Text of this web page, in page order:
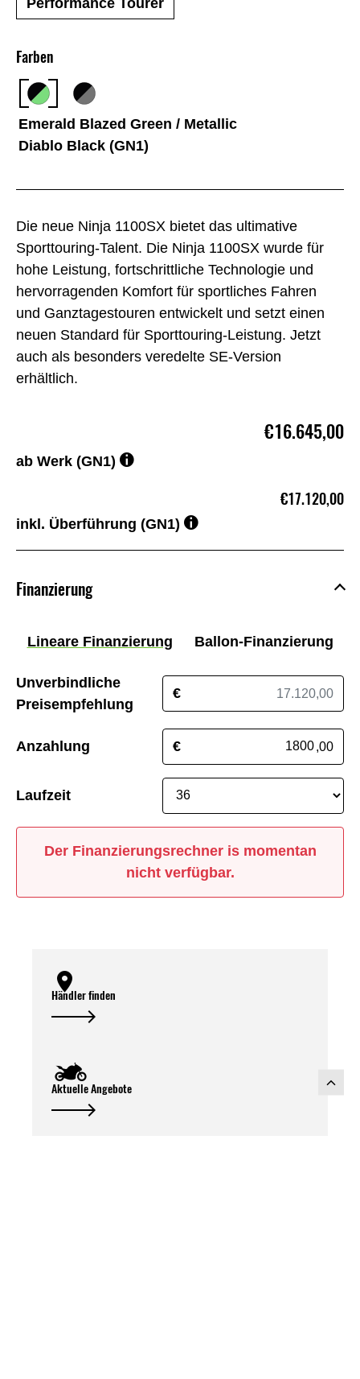
Die neue Ninja 1100SX bietet das ultimative
Sporttouring-Talent. Die Ninja 1100SX wurde für
hohe Leistung, fortschrittliche Technologie und
hervorragenden Komfort für sportliches Fahren
und Ganztagestouren entwickelt und setzt einen
neuen Standard für Sporttouring-Leistung. Jetzt
auch als besonders veredelte SE-Version
erhältlich.
€16.645,00
ab Werk (GN1)
€17.120,00
inkl. Überführung (GN1)
Farben
Emerald Blazed Green / Metallic
Diablo Black (GN1)
Finanzierung
Lineare Finanzierung Ballon-Finanzierung
Unverbindliche
Preisempfehlung
€
Anzahlung € ,00
Laufzeit
Der Finanzierungsrechner is momentan
nicht verfügbar.
Händler finden
Aktuelle Angebote